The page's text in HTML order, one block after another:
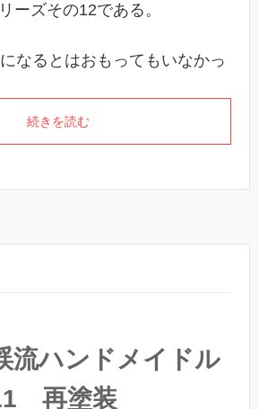
ーズその12である。
なるとはおもってもいなかっ
続きを読む
流ハンドメイドル
再塗装